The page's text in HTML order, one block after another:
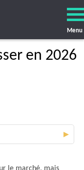
Menu
en 2026
▼